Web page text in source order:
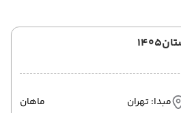
مبدا: تهران ماهان